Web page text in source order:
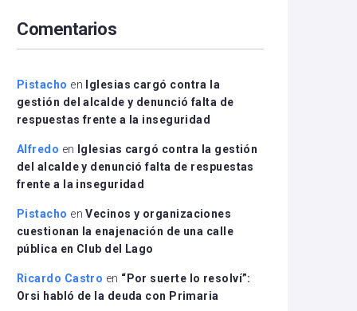
disminuir
el
Comentarios
Pistacho en
Iglesias cargó contra la
gestión del alcalde y denunció falta de
respuestas frente a la inseguridad
Alfredo en
Iglesias cargó contra la gestión
del alcalde y denunció falta de respuestas
frente a la inseguridad
Pistacho enVecinos y organizaciones
cuestionan la enajenación de una calle
pública en Club del Lago
Ricardo Castro en “Por suerte lo resolví”:
Orsi habló de la deuda con Primaria